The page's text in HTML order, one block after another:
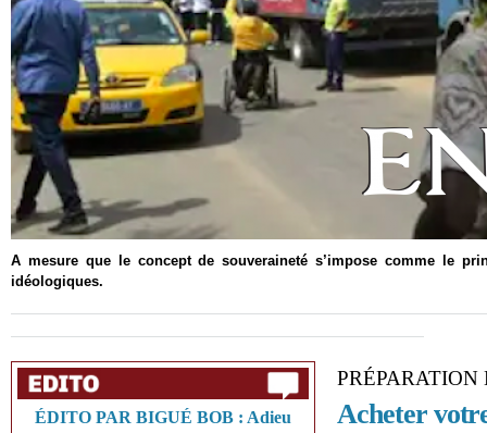
A mesure que le concept de souveraineté s’impose comme le
idéologiques.
ÉDITO PAR BIGUÉ BOB : Adieu
Acheter